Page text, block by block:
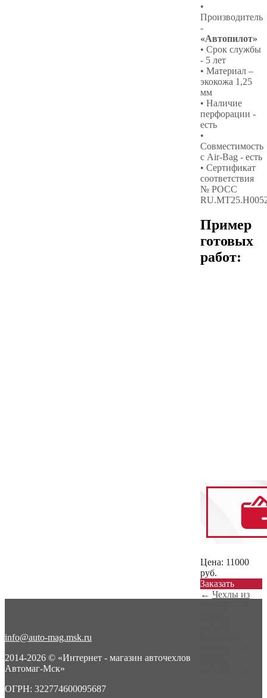
•
Производитель
-
«Автопилот»
• Срок службы
- 5 лет
• Материал –
экокожа 1,25
мм
• Наличие
перфорации -
есть
•
Совместимость
с Air-Bag - есть
• Сертификат
соответствия
№ РОСС
Пример
готовых
работ:
Цена: 11000
руб.
Заказать
← Чехлы из
info@auto-mag.msk.ru
2014-2026 © «Интернет - магазин авточехлов
Автомаг-Мск»
ОГРН: 322774600095687